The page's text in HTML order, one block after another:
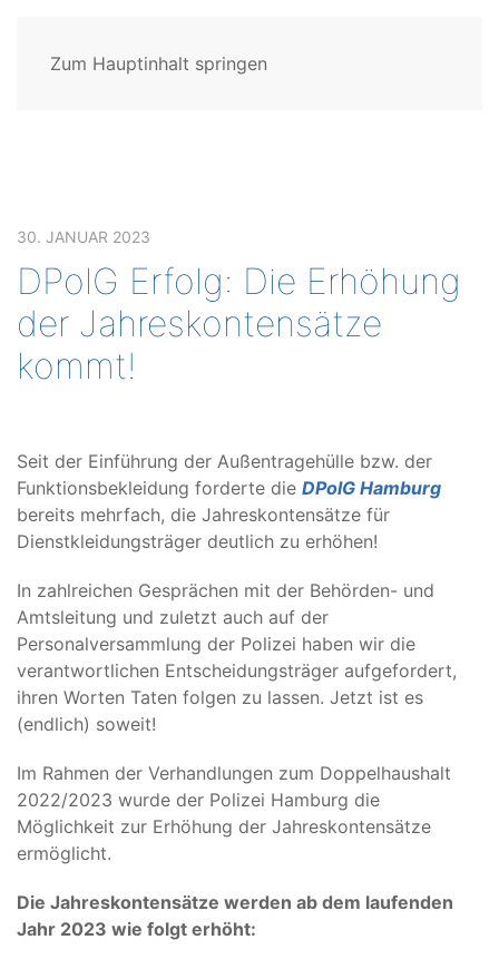
Zum Hauptinhalt springen
30. JANUAR 2023
DPolG Erfolg: Die Erhöhung
der Jahreskontensätze
kommt!
Seit der Einführung der Außentragehülle bzw. der
Funktionsbekleidung forderte die DPolG Hamburg
bereits mehrfach, die Jahreskontensätze für
Dienstkleidungsträger deutlich zu erhöhen!
In zahlreichen Gesprächen mit der Behörden- und
Amtsleitung und zuletzt auch auf der
Personalversammlung der Polizei haben wir die
verantwortlichen Entscheidungsträger aufgefordert,
ihren Worten Taten folgen zu lassen. Jetzt ist es
(endlich) soweit!
Im Rahmen der Verhandlungen zum Doppelhaushalt
2022/2023 wurde der Polizei Hamburg die
Möglichkeit zur Erhöhung der Jahreskontensätze
ermöglicht.
Die Jahreskontensätze werden ab dem laufenden
Jahr 2023 wie folgt erhöht: